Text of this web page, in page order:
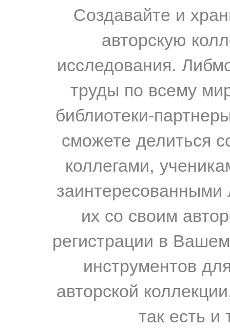
Создавайте и
авторскую
исследования.
труды по всему
библиотеки-
сможете делиться
коллегами,
их со своим
регистрации в
инструментов
авторской
так есть и